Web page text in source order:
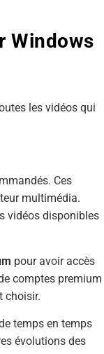
Windows
les vidéos qui
Ces
multimédia.
vidéos disponibles
pour avoir accès
comptes premium
choisir.
temps en temps
évolutions des